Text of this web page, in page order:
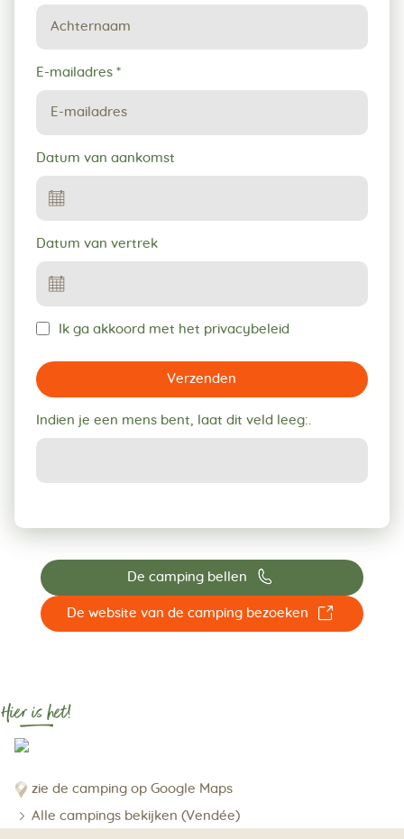
E-mailadres *
Datum van aankomst
Datum van vertrek
Ik ga akkoord met het privacybeleid
Verzenden
Indien je een mens bent, laat dit veld leeg:.
De camping bellen 📞
De website van de camping bezoeken ☐
Hier is het!
zie de camping op Google Maps
Alle campings bekijken (Vendée)